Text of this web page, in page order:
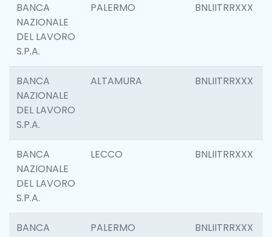
BANCA
NAZIONALE
DEL LAVORO
S.P.A.
PALERMO BNLIITRRXXX
BANCA
NAZIONALE
DEL LAVORO
S.P.A.
ALTAMURA BNLIITRRXXX
BANCA
NAZIONALE
DEL LAVORO
S.P.A.
LECCO BNLIITRRXXX
BANCA
PALERMO BNLIITRRXXX